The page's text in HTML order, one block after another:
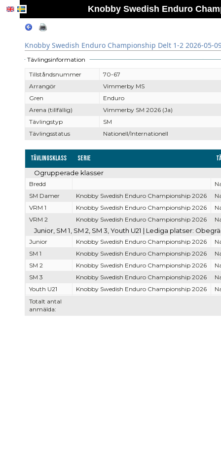
Knobby Swedish Enduro
Knobby Swedish Enduro Championship Delt 1-2 2026-05-
Tävlingsinformation
Tillståndsnummer
70-67
Arrangör
Vimmerby MS
Gren
Enduro
Arena (tillfällig)
Vimmerby SM 2026 (Ja)
Tävlingstyp
SM
Tävlingsstatus
Nationell/Internationell
Tävlingsklass Serie
Totalt antal
anmälda:
Ogrupperade klasser
Bredd
SM Damer
Knobby Swedish Enduro Championship 2026
VRM 1
Knobby Swedish Enduro Championship 2026
VRM 2
Knobby Swedish Enduro Championship 2026
Junior, SM 1, SM 2, SM 3, Youth U21 | Lediga platser:
Junior Knobby Swedish Enduro Championship 2026
SM 1
Knobby Swedish Enduro Championship 2026
SM 2
Knobby Swedish Enduro Championship 2026
SM 3
Knobby Swedish Enduro Championship 2026
Youth U21
Knobby Swedish Enduro Championship 2026